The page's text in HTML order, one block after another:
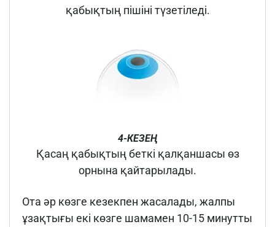
қабықтың пішіні түзетіледі.
4-КЕЗЕҢ
Қасаң қабықтың беткі қалқаншасы өз
орнына қайтарылады.
Ота әр көзге кезекпен жасалады, жалпы
ұзақтығы екі көзге шамамен 10-15 минутты